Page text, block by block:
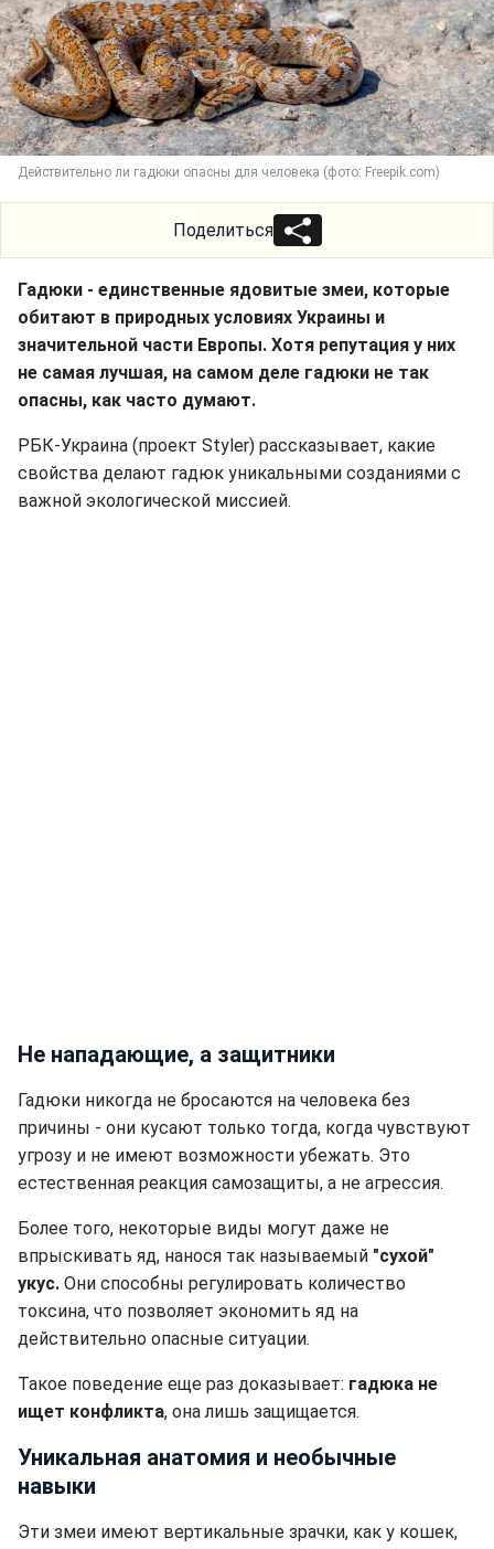
Действительно ли гадюки опасны для человека (фото: Freepik.com)
Поделиться
Гадюки - единственные ядовитые змеи, которые
обитают в природных условиях Украины и
значительной части Европы. Хотя репутация у них
не самая лучшая, на самом деле гадюки не так
опасны, как часто думают.
РБК-Украина (проект Styler) рассказывает, какие
свойства делают гадюк уникальными созданиями с
важной экологической миссией.
Не нападающие, а защитники
Гадюки никогда не бросаются на человека без
причины - они кусают только тогда, когда чувствуют
угрозу и не имеют возможности убежать. Это
естественная реакция самозащиты, а не агрессия.
Более того, некоторые виды могут даже не
впрыскивать яд, нанося так называемый "сухой"
укус. Они способны регулировать количество
токсина, что позволяет экономить яд на
действительно опасные ситуации.
Такое поведение еще раз доказывает: гадюка не
ищет конфликта, она лишь защищается.
Уникальная анатомия и необычные
навыки
Эти змеи имеют вертикальные зрачки, как у кошек,